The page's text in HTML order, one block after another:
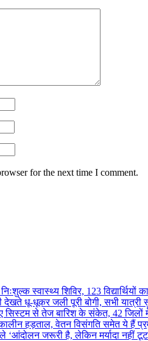
for the next time I comment.
स्वास्थ्य शिविर, 123 विद्यार्थियों
धू-धूकर जली पूरी बोगी, सभी यात्री
सिस्टम से तेज बारिश के संकेत, 42 जिलों
हड़ताल, वेतन विसंगति समेत ये हैं
‘आंदोलन जरूरी है, लेकिन मर्यादा नहीं